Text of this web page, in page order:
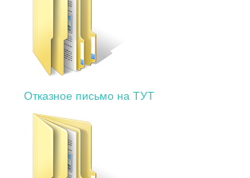
Отказное письмо на ТУТ